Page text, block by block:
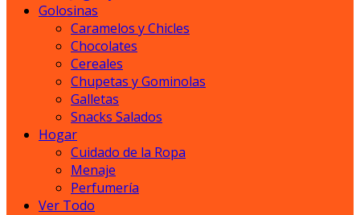
Golosinas
Caramelos y Chicles
Chocolates
Cereales
Chupetas y Gominolas
Galletas
Snacks Salados
Hogar
Cuidado de la Ropa
Menaje
Perfumería
Ver Todo